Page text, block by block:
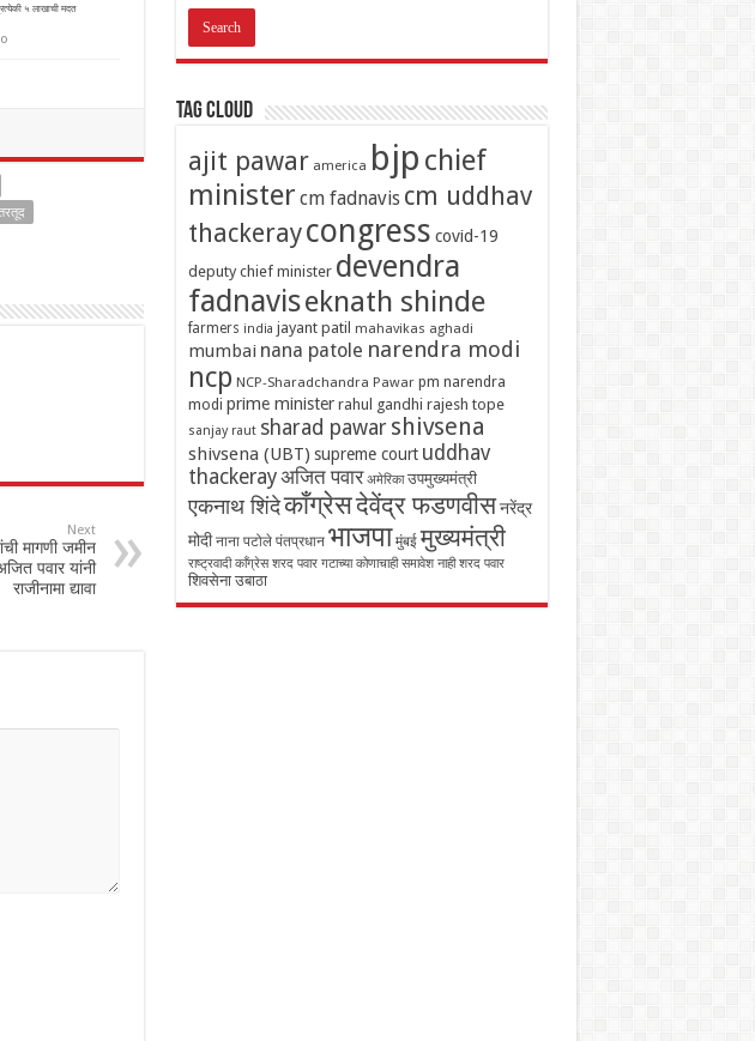
५ लाखाची मदत
Next
मागणी जमीन
पवार यांनी
राजीनामा द्यावा
Tag Cloud
ajit pawar america bjp chief
minister cm fadnavis cm uddhav
thackeraycongress covid-19
deputy chief minister devendra
fadnaviseknath shinde
farmers india jayant patil mahavikas aghadi
mumbai nana patole narendra modi
ncp NCP-Sharadchandra Pawar pm narendra
modi prime minister rahul gandhi rajesh tope
sanjay raut sharad pawar shivsena
shivsena (UBT) supreme court uddhav
thackerayअजित पवार अमेरिका उपमुख्यमंत्री
एकनाथ शिंदेकाँग्रेसदेवेंद्र फडणवीस नरेंद्र
मोदी नाना पटोले पंतप्रधान भाजपा मुंबई मुख्यमंत्री
राष्ट्रवादी काँग्रेस शरद पवार गटाच्या कोणाचाही समावेश नाही शरद पवार
शिवसेना उबाठा